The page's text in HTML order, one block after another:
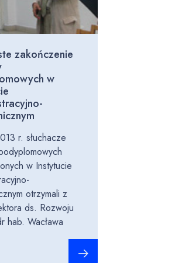
zakończenie
w
r. słuchacze
w Instytucie
otrzymali z
ds. Rozwoju
hab. Wacława